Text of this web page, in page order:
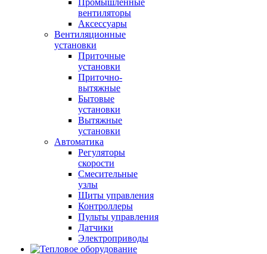
Промышленные
вентиляторы
Аксессуары
Вентиляционные
установки
Приточные
установки
Приточно-
вытяжные
Бытовые
установки
Вытяжные
установки
Автоматика
Регуляторы
скорости
Смесительные
узлы
Щиты управления
Контроллеры
Пульты управления
Датчики
Электроприводы